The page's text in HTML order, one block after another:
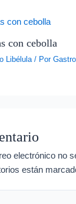
con cebolla
Libélula / Por
electrónico no
están